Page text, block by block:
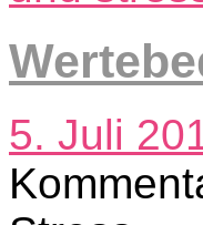
5. Juli